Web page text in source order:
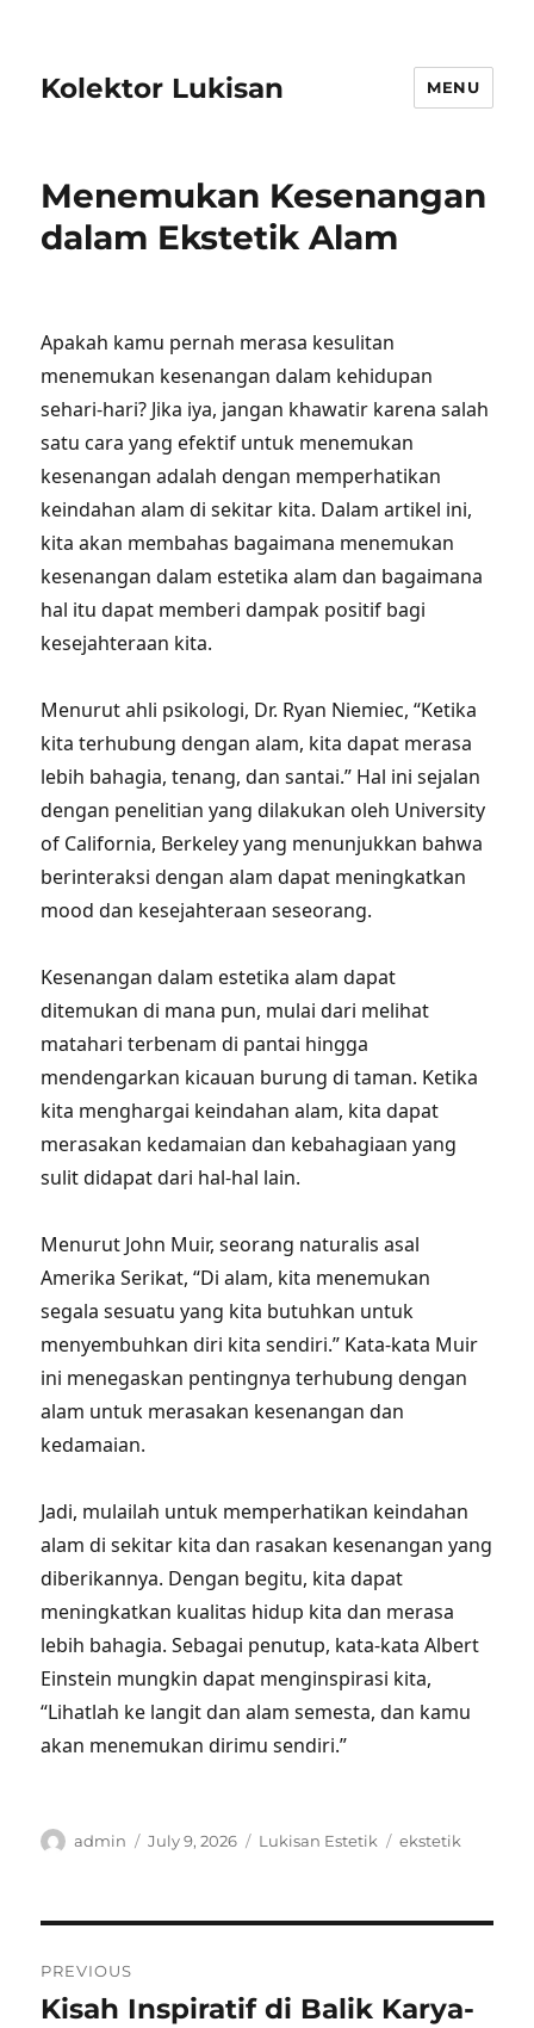
Kolektor Lukisan MENU
Menemukan Kesenangan
dalam Ekstetik Alam
Apakah kamu pernah merasa kesulitan
menemukan kesenangan dalam kehidupan
sehari-hari? Jika iya, jangan khawatir karena salah
satu cara yang efektif untuk menemukan
kesenangan adalah dengan memperhatikan
keindahan alam di sekitar kita. Dalam artikel ini,
kita akan membahas bagaimana menemukan
kesenangan dalam estetika alam dan bagaimana
hal itu dapat memberi dampak positif bagi
kesejahteraan kita.
Menurut ahli psikologi, Dr. Ryan Niemiec, “Ketika
kita terhubung dengan alam, kita dapat merasa
lebih bahagia, tenang, dan santai.” Hal ini sejalan
dengan penelitian yang dilakukan oleh University
of California, Berkeley yang menunjukkan bahwa
berinteraksi dengan alam dapat meningkatkan
mood dan kesejahteraan seseorang.
Kesenangan dalam estetika alam dapat
ditemukan di mana pun, mulai dari melihat
matahari terbenam di pantai hingga
mendengarkan kicauan burung di taman. Ketika
kita menghargai keindahan alam, kita dapat
merasakan kedamaian dan kebahagiaan yang
sulit didapat dari hal-hal lain.
Menurut John Muir, seorang naturalis asal
Amerika Serikat, “Di alam, kita menemukan
segala sesuatu yang kita butuhkan untuk
menyembuhkan diri kita sendiri.” Kata-kata Muir
ini menegaskan pentingnya terhubung dengan
alam untuk merasakan kesenangan dan
kedamaian.
Jadi, mulailah untuk memperhatikan keindahan
alam di sekitar kita dan rasakan kesenangan yang
diberikannya. Dengan begitu, kita dapat
meningkatkan kualitas hidup kita dan merasa
lebih bahagia. Sebagai penutup, kata-kata Albert
Einstein mungkin dapat menginspirasi kita,
“Lihatlah ke langit dan alam semesta, dan kamu
akan menemukan dirimu sendiri.”
Author
admin
Posted
July 9, 2026 Categories
Lukisan Estetik Tags
ekstetik
navigation
PREVIOUS
Previous
Kisah Inspiratif di Balik Karya-